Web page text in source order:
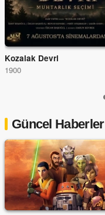
Kozalak Devri
1900
Güncel Haberler